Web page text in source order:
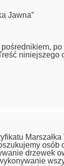
Jawna”
niniejszego
osób
drzewek